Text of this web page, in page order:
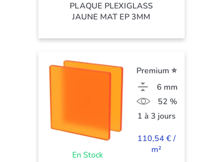
PLAQUE PLEXIGLASS
JAUNE MAT EP 3MM
En Stock
Premium ⭐
6 mm
52 %
1 à 3 jours
110,54 € /
m²